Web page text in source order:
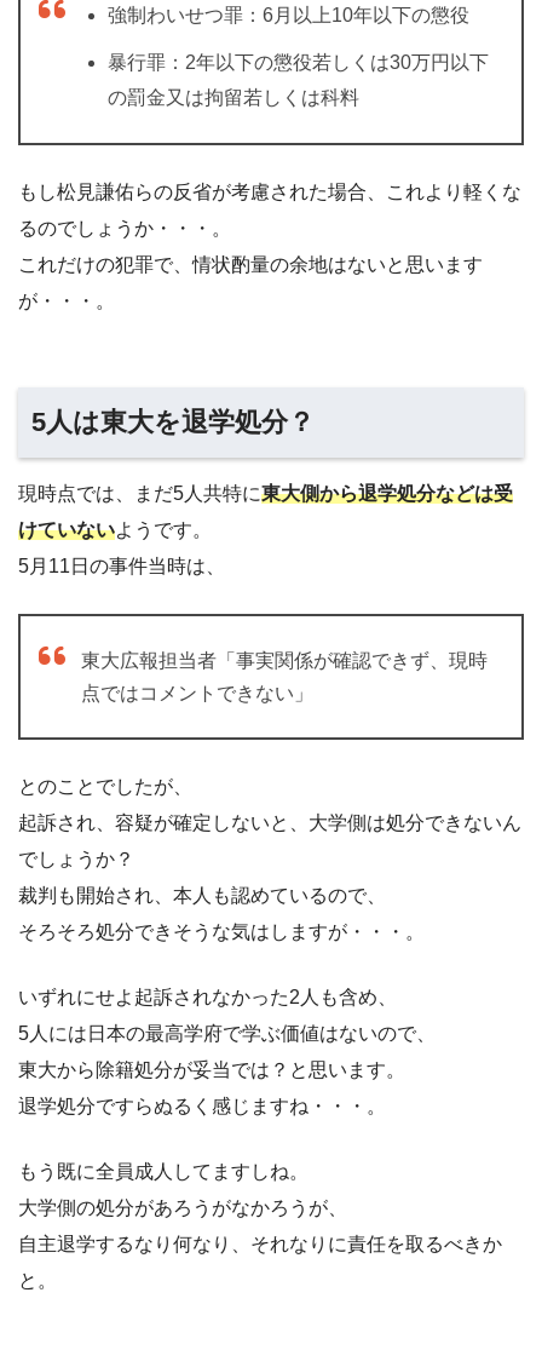
強制わいせつ罪：6月以上10年以下の懲役
暴行罪：2年以下の懲役若しくは30万円以下
の罰金又は拘留若しくは科料
もし松見謙佑らの反省が考慮された場合、これより軽くな
るのでしょうか・・・。
これだけの犯罪で、情状酌量の余地はないと思います
が・・・。
5人は東大を退学処分？
現時点では、まだ5人共特に東大側から退学処分などは受
けていないようです。
5月11日の事件当時は、
東大広報担当者「事実関係が確認できず、現時
点ではコメントできない」
とのことでしたが、
起訴され、容疑が確定しないと、大学側は処分できないん
でしょうか？
裁判も開始され、本人も認めているので、
そろそろ処分できそうな気はしますが・・・。
いずれにせよ起訴されなかった2人も含め、
5人には日本の最高学府で学ぶ価値はないので、
東大から除籍処分が妥当では？と思います。
退学処分ですらぬるく感じますね・・・。
もう既に全員成人してますしね。
大学側の処分があろうがなかろうが、
自主退学するなり何なり、それなりに責任を取るべきか
と。